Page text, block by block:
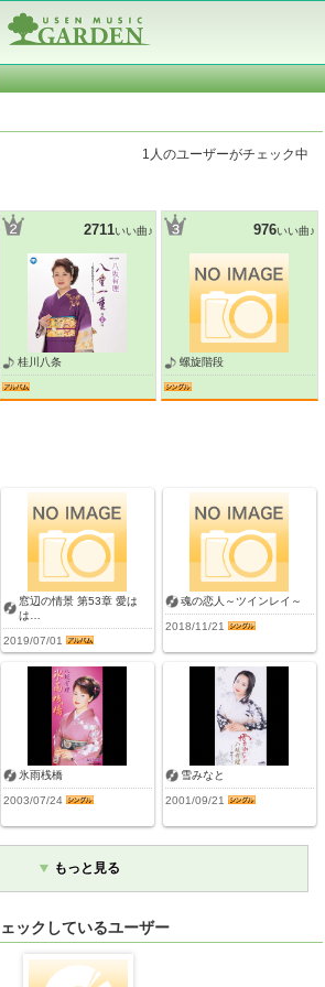
1人のユーザーがチェック中
2711いい曲♪
桂川八条
976いい曲♪
螺旋階段
窓辺の情景 第53章 愛は
は…
2019/07/01
魂の恋人～ツインレイ～
2018/11/21
氷雨桟橋
2003/07/24
雪みなと
2001/09/21
もっと見る
ックしているユーザー